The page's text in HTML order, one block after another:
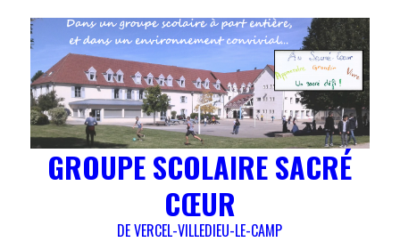
GROUPE SCOLAIRE SACRÉ
CŒUR
DE VERCEL-VILLEDIEU-LE-CAMP